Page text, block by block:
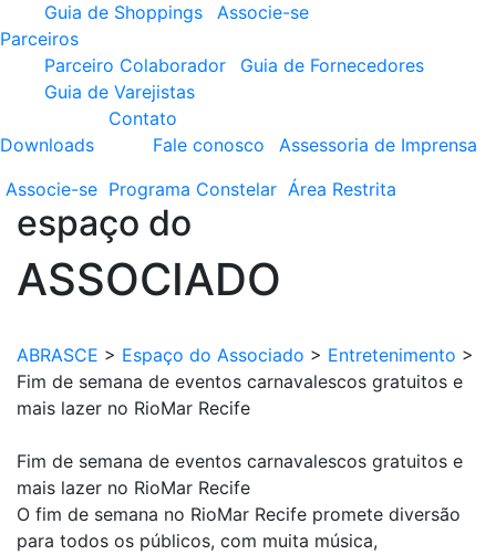
Guia de Shoppings
Associe-se
Parceiros
Parceiro Colaborador
Guia de Fornecedores
Guia de Varejistas
Downloads
Contato
Fale conosco
Assessoria de Imprensa
Associe-se Programa Constelar Área Restrita
espaço do
ASSOCIADO
ABRASCE > Espaço do Associado > Entretenimento >
Fim de semana de eventos carnavalescos gratuitos e
mais lazer no RioMar Recife
Fim de semana de eventos carnavalescos gratuitos e
mais lazer no RioMar Recife
O fim de semana no RioMar Recife promete diversão
para todos os públicos, com muita música,